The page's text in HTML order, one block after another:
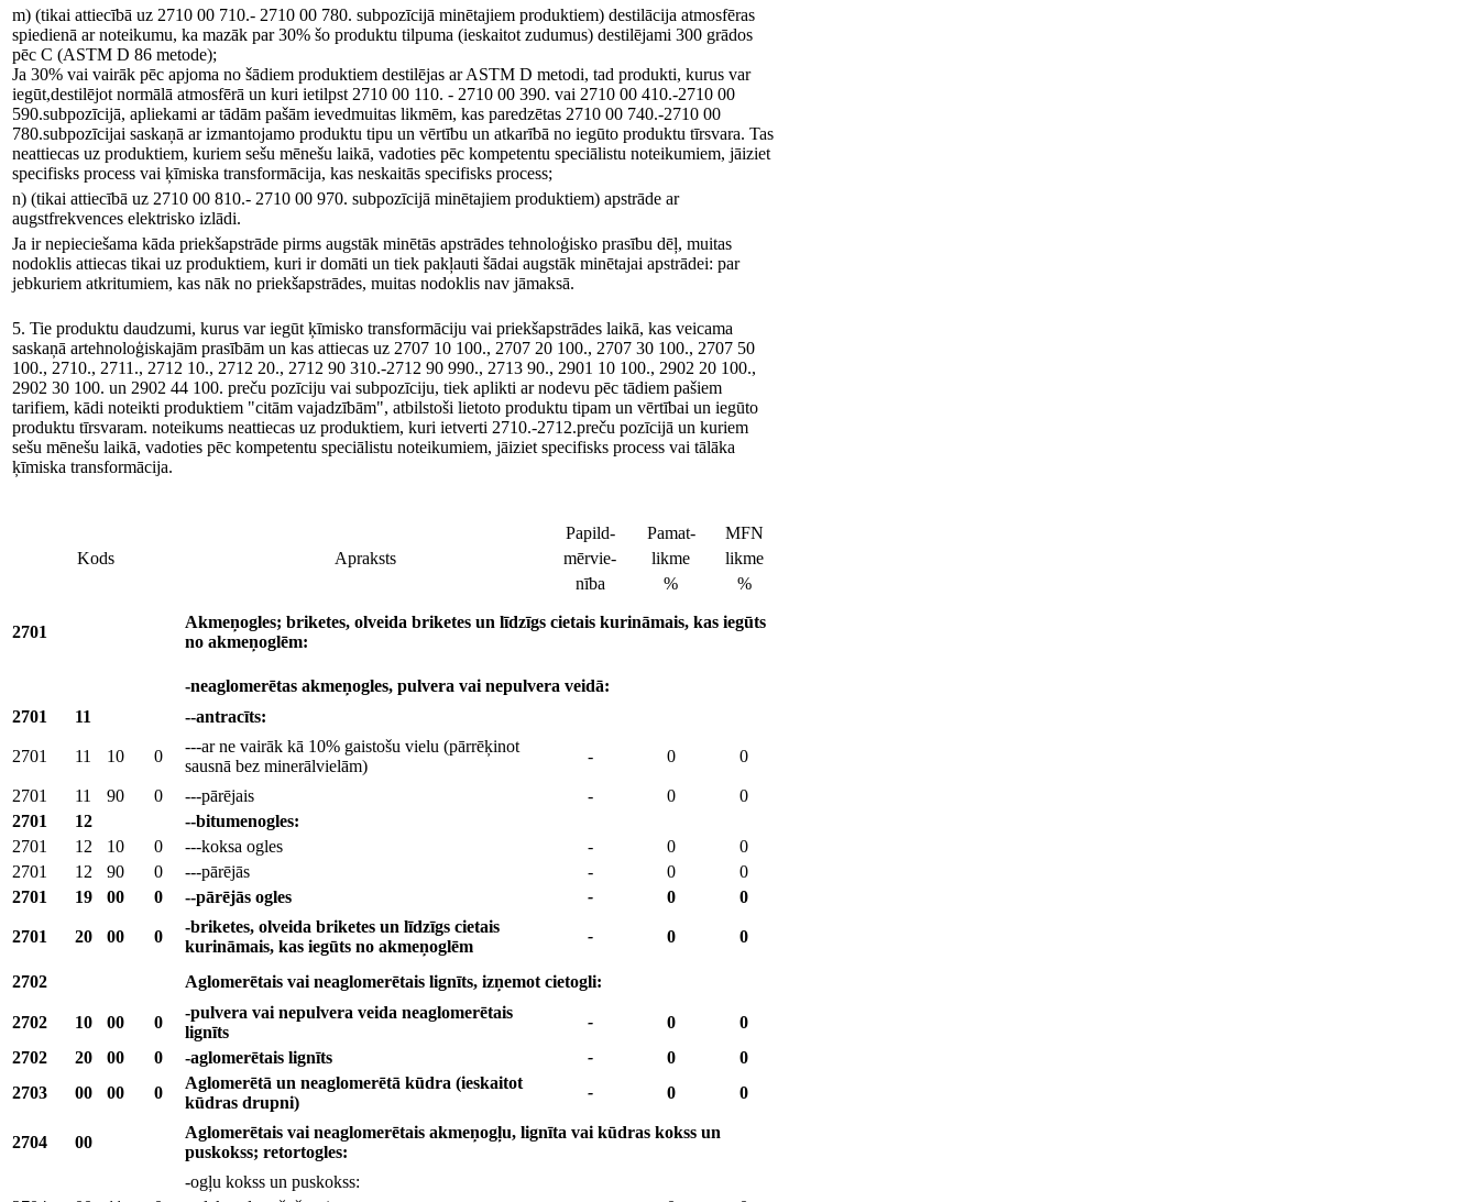
m) (tikai attiecībā uz 2710 00 710.- 2710 00 780. subpozīcijā minētajiem produktiem) destilācija atmosfēras
spiedienā ar noteikumu, ka mazāk par 30% šo produktu tilpuma (ieskaitot zudumus) destilējami 300 grādos
pēc C (ASTM D 86 metode);
Ja 30% vai vairāk pēc apjoma no šādiem produktiem destilējas ar ASTM D metodi, tad produkti, kurus var
iegūt,destilējot normālā atmosfērā un kuri ietilpst 2710 00 110. - 2710 00 390. vai 2710 00 410.-2710 00
590.subpozīcijā, apliekami ar tādām pašām ievedmuitas likmēm, kas paredzētas 2710 00 740.-2710 00
780.subpozīcijai saskaņā ar izmantojamo produktu tipu un vērtību un atkarībā no iegūto produktu tīrsvara. Tas
neattiecas uz produktiem, kuriem sešu mēnešu laikā, vadoties pēc kompetentu speciālistu noteikumiem, jāiziet
specifisks process vai ķīmiska transformācija, kas neskaitās specifisks process;
n) (tikai attiecībā uz 2710 00 810.- 2710 00 970. subpozīcijā minētajiem produktiem) apstrāde ar
augstfrekvences elektrisko izlādi.
Ja ir nepieciešama kāda priekšapstrāde pirms augstāk minētās apstrādes tehnoloģisko prasību dēļ, muitas
nodoklis attiecas tikai uz produktiem, kuri ir domāti un tiek pakļauti šādai augstāk minētajai apstrādei: par
jebkuriem atkritumiem, kas nāk no priekšapstrādes, muitas nodoklis nav jāmaksā.
5. Tie produktu daudzumi, kurus var iegūt ķīmisko transformāciju vai priekšapstrādes laikā, kas veicama
saskaņā artehnoloģiskajām prasībām un kas attiecas uz 2707 10 100., 2707 20 100., 2707 30 100., 2707 50
100., 2710., 2711., 2712 10., 2712 20., 2712 90 310.-2712 90 990., 2713 90., 2901 10 100., 2902 20 100.,
2902 30 100. un 2902 44 100. preču pozīciju vai subpozīciju, tiek aplikti ar nodevu pēc tādiem pašiem
tarifiem, kādi noteikti produktiem "citām vajadzībām", atbilstoši lietoto produktu tipam un vērtībai un iegūto
produktu tīrsvaram. noteikums neattiecas uz produktiem, kuri ietverti 2710.-2712.preču pozīcijā un kuriem
sešu mēnešu laikā, vadoties pēc kompetentu speciālistu noteikumiem, jāiziet specifisks process vai tālāka
ķīmiska transformācija.
Papild- Pamat-
MFN
Kods
Apraksts mērvie- likme
likme
nība
% %
2701
Akmeņogles; briketes, olveida briketes un līdzīgs cietais kurināmais, kas iegūts
no akmeņoglēm:
-neaglomerētas akmeņogles, pulvera vai nepulvera veidā:
2701
11 --antracīts:
2701 11 10 0
---ar ne vairāk kā 10% gaistošu vielu (pārrēķinot
sausnā bez minerālvielām)
- 0 0
2701 11 90 0 ---pārējais - 0
0
2701
12
--bitumenogles:
2701
12 10 0 ---koksa ogles - 0
0
2701
12 90 0 ---pārējās - 0
0
2701
19 00 0 --pārējās ogles - 0 0
2701 20 00 0
-briketes, olveida briketes un līdzīgs cietais
kurināmais, kas iegūts no akmeņoglēm
- 0 0
2702 Aglomerētais vai neaglomerētais lignīts, izņemot cietogli:
2702 10 00 0
-pulvera vai nepulvera veida neaglomerētais
lignīts
- 0
0
2702
20 00 0 -aglomerētais lignīts - 0
0
2703
00 00 0
Aglomerētā un neaglomerētā kūdra (ieskaitot
kūdras drupni)
- 0 0
2704 00
Aglomerētais vai neaglomerētais akmeņogļu, lignīta vai kūdras kokss un
puskokss; retortogles:
-ogļu kokss un puskokss: